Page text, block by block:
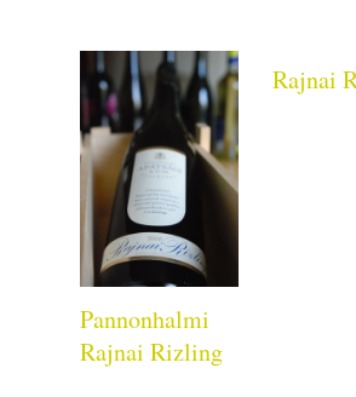
Pannonhalmi
Rajnai Rizling
Rajnai